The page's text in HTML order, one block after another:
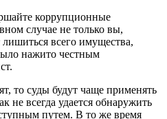
коррупционные
случае не только вы,
всего имущества,
нажито честным
то суды будут чаще применять
не всегда удается обнаружить
путем. В то же время